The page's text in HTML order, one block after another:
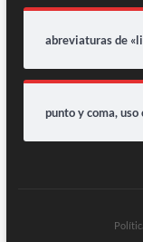
abreviaturas de
punto y coma, uso